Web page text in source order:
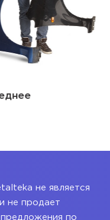
не является
не продает
по